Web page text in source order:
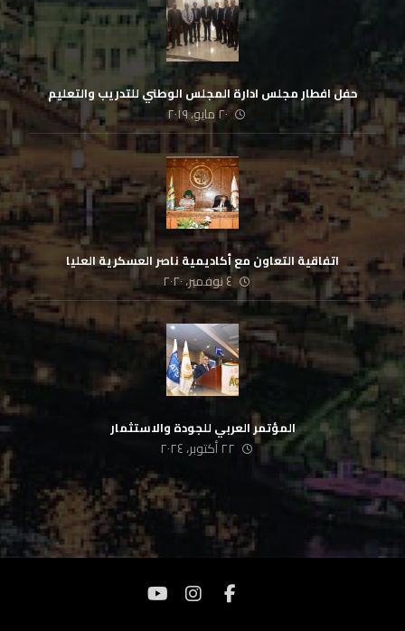
حفل افطار مجلس ادارة المجلس الوطني للتدريب والتعليم
٢٠ مايو، ٢٠١٩
اتفاقية التعاون مع أكاديمية ناصر العسكرية العليا
٤ نوفمبر، ٢٠٢٠
المؤتمر العربي للجودة والاستثمار
٢٢ أكتوبر، ٢٠٢٤